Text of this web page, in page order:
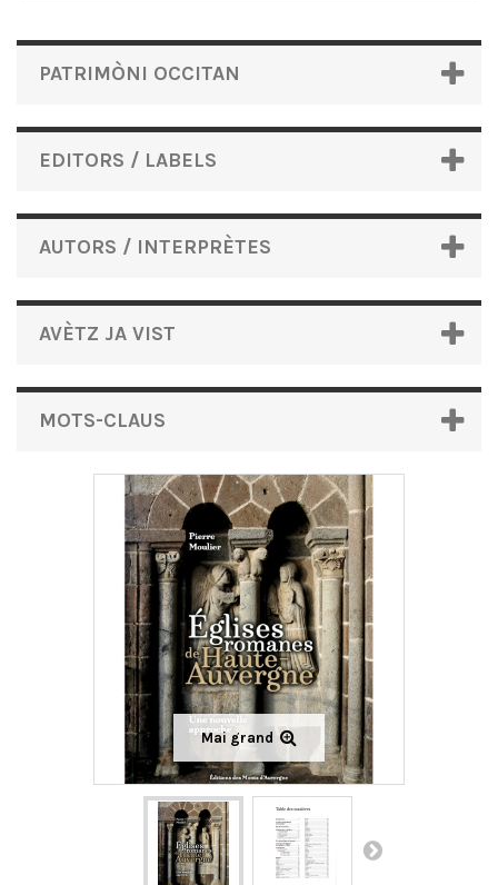
PATRIMÒNI OCCITAN
EDITORS / LABELS
AUTORS / INTERPRÈTES
AVÈTZ JA VIST
MOTS-CLAUS
Mai grand